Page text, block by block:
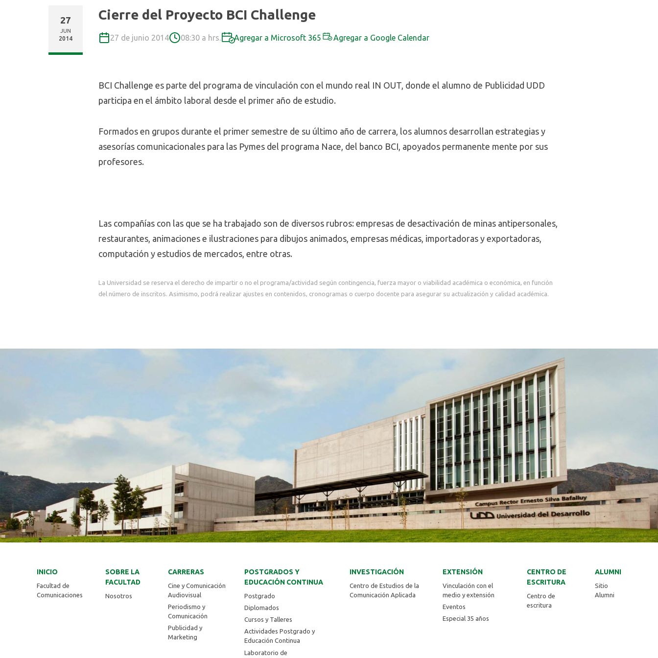
Cierre del Proyecto BCI Challenge
27 de junio 2014 08:30 a hrs. Agregar a Microsoft 365 Agregar a Google Calendar
27
JUN
2014
BCI Challenge es parte del programa de vinculación con el mundo real IN OUT, donde el alumno de Publicidad UDD
participa en el ámbito laboral desde el primer año de estudio.
Formados en grupos durante el primer semestre de su último año de carrera, los alumnos desarrollan estrategias y
asesorías comunicacionales para las Pymes del programa Nace, del banco BCI, apoyados permanente mente por sus
profesores.
Las compañías con las que se ha trabajado son de diversos rubros: empresas de desactivación de minas antipersonales,
restaurantes, animaciones e ilustraciones para dibujos animados, empresas médicas, importadoras y exportadoras,
computación y estudios de mercados, entre otras.
La Universidad se reserva el derecho de impartir o no el programa/actividad según contingencia, fuerza mayor o viabilidad académica o económica, en función
del número de inscritos. Asimismo, podrá realizar ajustes en contenidos, cronogramas o cuerpo docente para asegurar su actualización y calidad académica.
INICIO
Facultad de
Comunicaciones
SOBRE LA
FACULTAD
Nosotros
CARRERAS
Cine y Comunicación
Audiovisual
Periodismo y
Comunicación
Publicidad y
Marketing
POSTGRADOS Y
EDUCACIÓN CONTINUA
Postgrado
Diplomados
Cursos y Talleres
Actividades Postgrado y
Educación Continua
Laboratorio de
INVESTIGACIÓN
Centro de Estudios de la
Comunicación Aplicada
EXTENSIÓN
Vinculación con el
medio y extensión
Eventos
Especial 35 años
CENTRO DE
ESCRITURA
Centro de
escritura
ALUMNI
Sitio
Alumni